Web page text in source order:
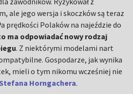
ale jego wersja i skoczków są teraz
prędkości Polaków na najeździe do
ma odpowiadać nowy rodzaj
. Z niektórymi modelami nart
Gospodarze, jak wynika
mieli o tym nikomu wcześniej nie
Stefana Horngachera.